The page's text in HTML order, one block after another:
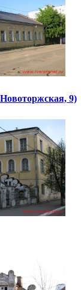
9)